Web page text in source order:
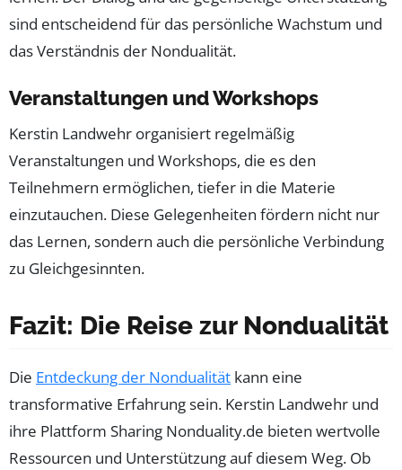
sind entscheidend für das persönliche Wachstum und
das Verständnis der Nondualität.
Veranstaltungen und Workshops
Kerstin Landwehr organisiert regelmäßig
Veranstaltungen und Workshops, die es den
Teilnehmern ermöglichen, tiefer in die Materie
einzutauchen. Diese Gelegenheiten fördern nicht nur
das Lernen, sondern auch die persönliche Verbindung
zu Gleichgesinnten.
Fazit: Die Reise zur Nondualität
Die Entdeckung der Nondualität kann eine
transformative Erfahrung sein. Kerstin Landwehr und
ihre Plattform Sharing Nonduality.de bieten wertvolle
Ressourcen und Unterstützung auf diesem Weg. Ob